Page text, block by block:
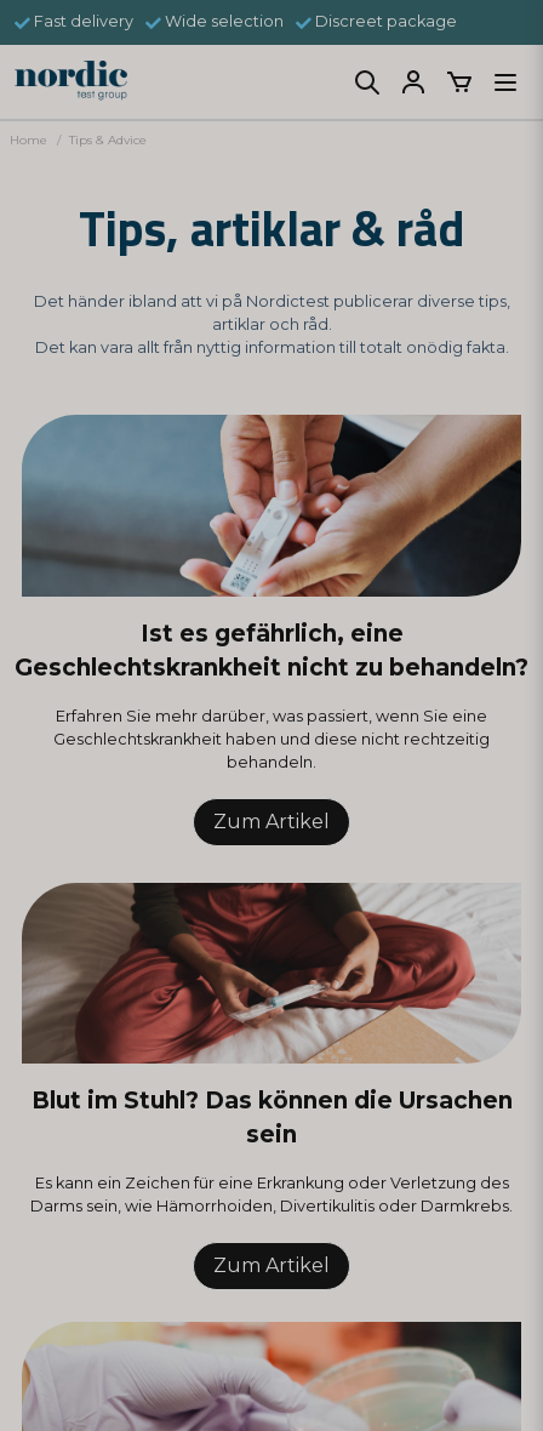
Fast delivery Wide selection Discreet package
Home Tips & Advice
Tips, artiklar & råd
Det händer ibland att vi på Nordictest publicerar diverse tips,
artiklar och råd.
Det kan vara allt från nyttig information till totalt onödig fakta.
Ist es gefährlich, eine
Geschlechtskrankheit nicht zu behandeln?
Erfahren Sie mehr darüber, was passiert, wenn Sie eine
Geschlechtskrankheit haben und diese nicht rechtzeitig
behandeln.
Zum Artikel
Blut im Stuhl? Das können die Ursachen
sein
Es kann ein Zeichen für eine Erkrankung oder Verletzung des
Darms sein, wie Hämorrhoiden, Divertikulitis oder Darmkrebs.
Zum Artikel